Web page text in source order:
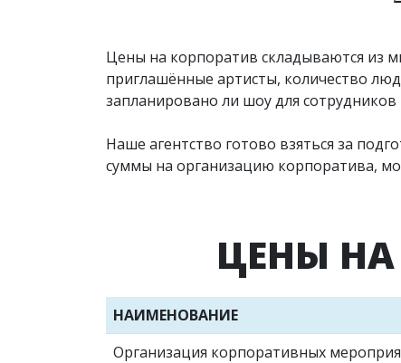
Цены на корпоратив складываются из
приглашённые артисты, количество
запланировано ли шоу для сотрудников
Наше агентство готово взяться за
суммы на организацию корпоратива,
ЦЕНЫ НА
НАИМЕНОВАНИЕ
Организация корпоративных